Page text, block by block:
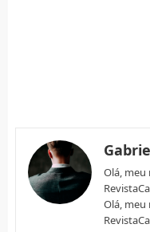
Olá, meu
Olá, meu